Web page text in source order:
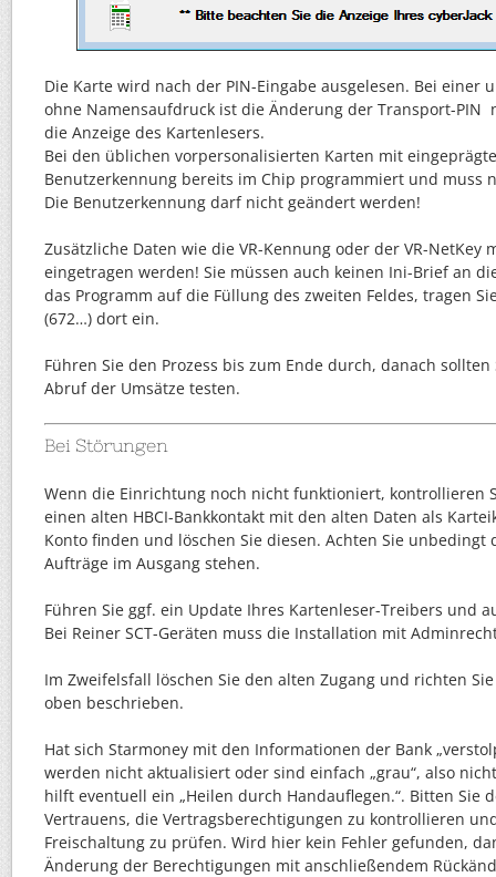
Die Karte wird nach der PIN-Eingabe ausgelesen. Bei einer
ohne Namensaufdruck ist die Änderung der Transport-PIN
die Anzeige des Kartenlesers.
Bei den üblichen vorpersonalisierten Karten mit
Benutzerkennung bereits im Chip programmiert und muss
Die Benutzerkennung darf nicht geändert werden!
Zusätzliche Daten wie die VR-Kennung oder der VR-NetKey
eingetragen werden! Sie müssen auch keinen Ini-Brief an
das Programm auf die Füllung des zweiten Feldes, tragen
(672…) dort ein.
Führen Sie den Prozess bis zum Ende durch, danach
Abruf der Umsätze testen.
Bei Störungen
Wenn die Einrichtung noch nicht funktioniert, kontrollieren
einen alten HBCI-Bankkontakt mit den alten Daten als
Konto finden und löschen Sie diesen. Achten Sie unbedingt
Aufträge im Ausgang stehen.
Führen Sie ggf. ein Update Ihres Kartenleser-Treibers und
Bei Reiner SCT-Geräten muss die Installation mit
Im Zweifelsfall löschen Sie den alten Zugang und richten
oben beschrieben.
Hat sich Starmoney mit den Informationen der Bank
werden nicht aktualisiert oder sind einfach „grau“, also
hilft eventuell ein „Heilen durch Handauflegen.“. Bitten Sie
Vertrauens, die Vertragsberechtigungen zu kontrollieren
Freischaltung zu prüfen. Wird hier kein Fehler gefunden,
Änderung der Berechtigungen mit anschließendem